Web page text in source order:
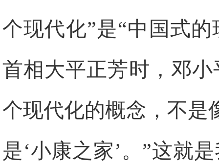
个现代化”是“中国式
首相大平正芳时，邓
个现代化的概念，不是
是‘小康之家’。”这就